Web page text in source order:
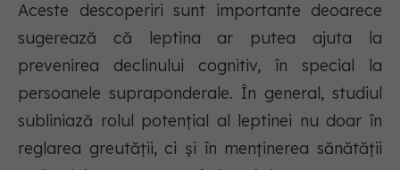
Aceste descoperiri sunt importante deoarece
sugerează că leptina ar putea ajuta la
prevenirea declinului cognitiv, în special la
persoanele supraponderale. În general, studiul
subliniază rolul potențial al leptinei nu doar în
reglarea greutății, ci și în menținerea sănătății